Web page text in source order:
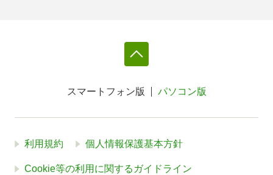
スマートフォン版 パソコン版
利用規約 個人情報保護基本方針
Cookie等の利用に関するガイドライン